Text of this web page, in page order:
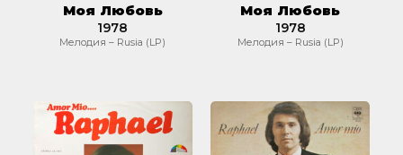
Моя Любовь
1978
Мелодия – Rusia (LP)
Моя Любовь
1978
Мелодия – Rusia (LP)
Amor
mío
Amor
mío